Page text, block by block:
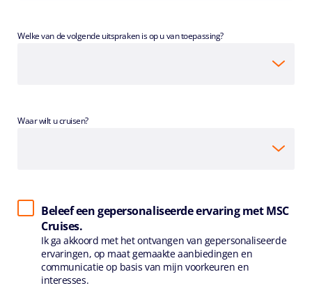
Welke van de volgende uitspraken is op u van toepassing?
Waar wilt u cruisen?
Beleef een gepersonaliseerde ervaring met MSC
Cruises.
Ik ga akkoord met het ontvangen van gepersonaliseerde
ervaringen, op maat gemaakte aanbiedingen en
communicatie op basis van mijn voorkeuren en
interesses.